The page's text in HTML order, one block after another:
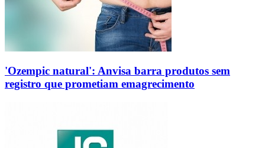
'Ozempic natural': Anvisa barra produtos sem
registro que prometiam emagrecimento